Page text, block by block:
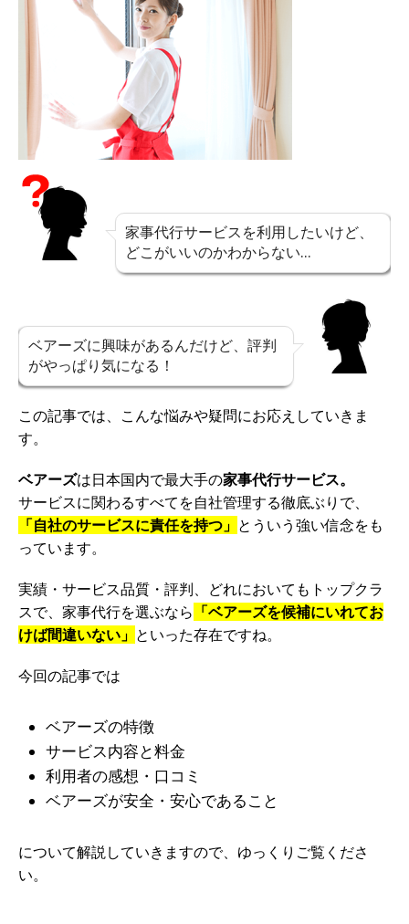
家事代行サービスを利用したいけど、
どこがいいのかわからない…
ベアーズに興味があるんだけど、評判
がやっぱり気になる！
この記事では、こんな悩みや疑問にお応えしていきま
す。
ベアーズは日本国内で最大手の家事代行サービス。
サービスに関わるすべてを自社管理する徹底ぶりで、
「自社のサービスに責任を持つ」 とういう強い信念をも
っています。
実績・サービス品質・評判、どれにおいてもトップクラ
スで、家事代行を選ぶなら 「ベアーズを候補にいれてお
けば間違いない」 といった存在ですね。
今回の記事では
ベアーズの特徴
サービス内容と料金
利用者の感想・口コミ
ベアーズが安全・安心であること
について解説していきますので、ゆっくりご覧くださ
い。